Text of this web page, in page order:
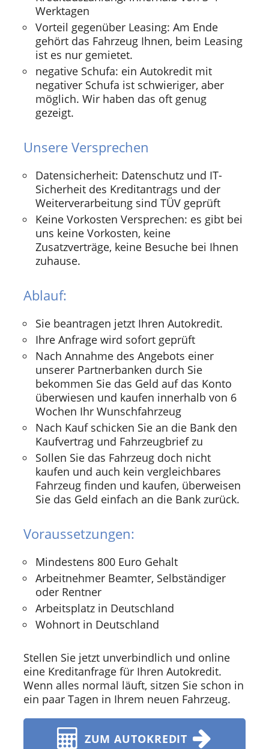
Werktagen
Vorteil gegenüber Leasing: Am Ende
gehört das Fahrzeug Ihnen, beim Leasing
ist es nur gemietet.
negative Schufa: ein Autokredit mit
negativer Schufa ist schwieriger, aber
möglich. Wir haben das oft genug
gezeigt.
Unsere Versprechen
Datensicherheit: Datenschutz und IT-
Sicherheit des Kreditantrags und der
Weiterverarbeitung sind TÜV geprüft
Keine Vorkosten Versprechen: es gibt bei
uns keine Vorkosten, keine
Zusatzverträge, keine Besuche bei Ihnen
zuhause.
Ablauf:
Sie beantragen jetzt Ihren Autokredit.
Ihre Anfrage wird sofort geprüft
Nach Annahme des Angebots einer
unserer Partnerbanken durch Sie
bekommen Sie das Geld auf das Konto
überwiesen und kaufen innerhalb von 6
Wochen Ihr Wunschfahrzeug
Nach Kauf schicken Sie an die Bank den
Kaufvertrag und Fahrzeugbrief zu
Sollen Sie das Fahrzeug doch nicht
kaufen und auch kein vergleichbares
Fahrzeug finden und kaufen, überweisen
Sie das Geld einfach an die Bank zurück.
Voraussetzungen:
Mindestens 800 Euro Gehalt
Arbeitnehmer Beamter, Selbständiger
oder Rentner
Arbeitsplatz in Deutschland
Wohnort in Deutschland
Stellen Sie jetzt unverbindlich und online
eine Kreditanfrage für Ihren Autokredit.
Wenn alles normal läuft, sitzen Sie schon in
ein paar Tagen in Ihrem neuen Fahrzeug.
ZUM AUTOKREDIT